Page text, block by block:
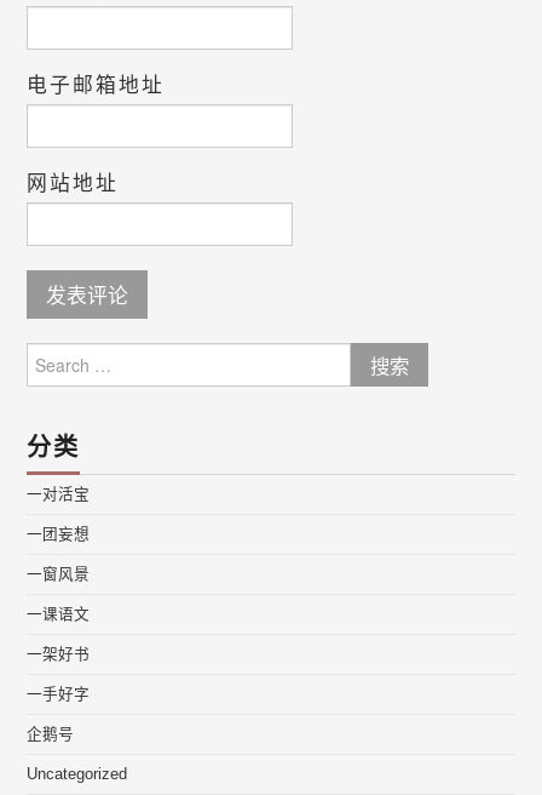
电子邮箱地址
网站地址
for:
分类
一对活宝
一团妄想
一窗风景
一课语文
一架好书
一手好字
企鹅号
Uncategorized